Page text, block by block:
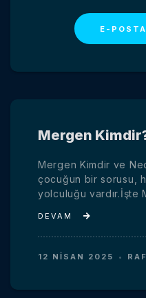
E-
Mergen
Mergen Kimdir ve
çocuğun bir sorusu,
yolculuğu
DEVAMI
12 NISAN 2025